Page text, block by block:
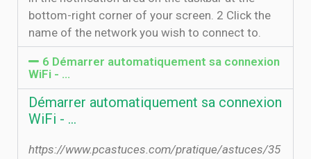
bottom-right corner of your screen. 2 Click the
name of the network you wish to connect to.
6 Démarrer automatiquement sa connexion
WiFi - …
Démarrer automatiquement sa connexion
WiFi - …
https://www.pcastuces.com/pratique/astuces/35